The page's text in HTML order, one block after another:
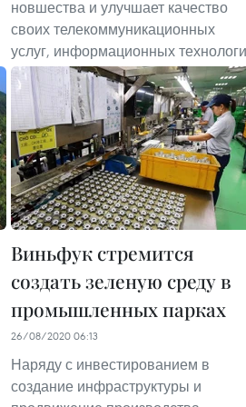
новшества и улучшает качество
своих телекоммуникационных
услуг, информационных
Виньфук стремится
создать зеленую среду в
промышленных парках
26/08/2020 06:13
Наряду с инвестированием в
создание инфраструктуры и